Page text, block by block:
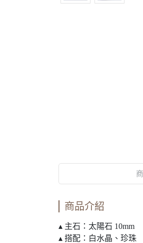
商品介紹
▴ 主石：太陽石 10mm
▴ 搭配：白水晶、珍珠